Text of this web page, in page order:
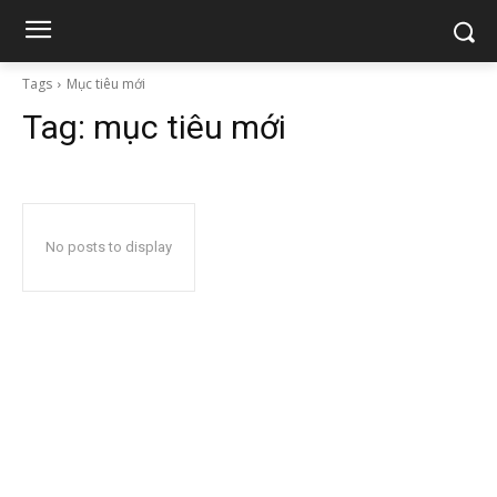
Tags Mục tiêu mới
Tag: mục tiêu mới
No posts to display